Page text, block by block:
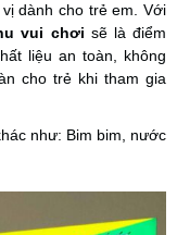
dành cho trẻ em. Với
vui chơi sẽ là điểm
liệu an toàn, không
cho trẻ khi tham gia
như: Bim bim, nước